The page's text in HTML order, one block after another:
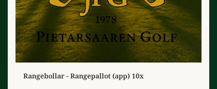
Rangebollar - Rangepallot (app) 10x